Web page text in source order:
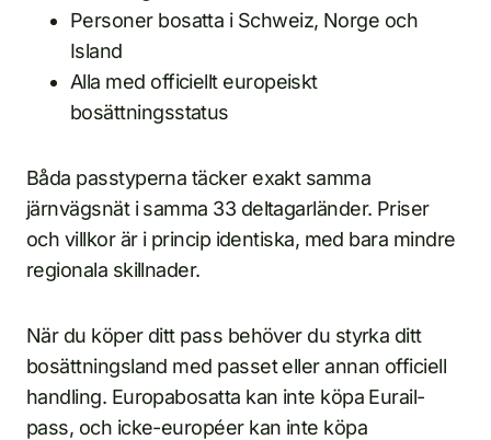
Personer bosatta i Schweiz, Norge och
Island
Alla med officiellt europeiskt
bosättningsstatus
Båda passtyperna täcker exakt samma
järnvägsnät i samma 33 deltagarländer. Priser
och villkor är i princip identiska, med bara mindre
regionala skillnader.
När du köper ditt pass behöver du styrka ditt
bosättningsland med passet eller annan officiell
handling. Europabosatta kan inte köpa Eurail-
pass, och icke-européer kan inte köpa